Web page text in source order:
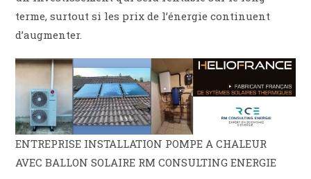
terme, surtout si les prix de l’énergie continuent
d’augmenter.
ENTREPRISE INSTALLATION POMPE A CHALEUR
AVEC BALLON SOLAIRE RM CONSULTING ENERGIE